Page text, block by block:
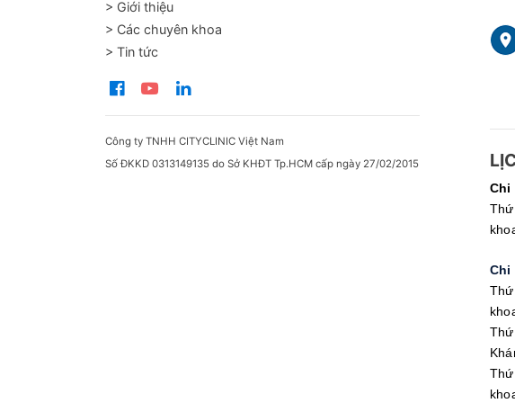
MÁY CHỤP
Là kỹ thuật sử dụng
não,... một cách chi
hẹp mạch, hoặc tắc
TÍNH NĂNG
Tính năng CarePlus
Kết quả đo
ngưỡng bình
Tư vấn trực
Đặc biệt, với tính
người bệnh đo tại nhà.
> Giới thiệu
> Các chuyên khoa
> Tin tức
Công ty TNHH CITYCLINIC Việt Nam
Số ĐKKD 0313149135 do Sở KHĐT Tp.HCM cấp ngày 27/02/2015
Chi
Chi